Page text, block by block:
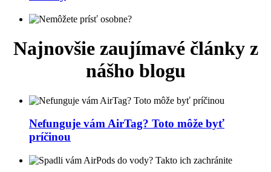
Najnovšie zaujímavé články z
nášho blogu
Nefunguje vám AirTag? Toto môže byť
príčinou